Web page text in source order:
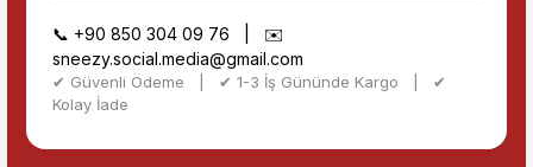
📞 +90 850 304 09 76 | ✉️
sneezy.social.media@gmail.com
✔ Güvenli Ödeme | ✔ 1-3 İş Gününde Kargo | ✔
Kolay İade